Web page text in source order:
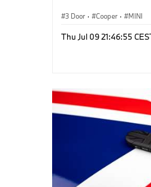
3 Door · Cooper · MINI
Thu Jul 09 21:46:55